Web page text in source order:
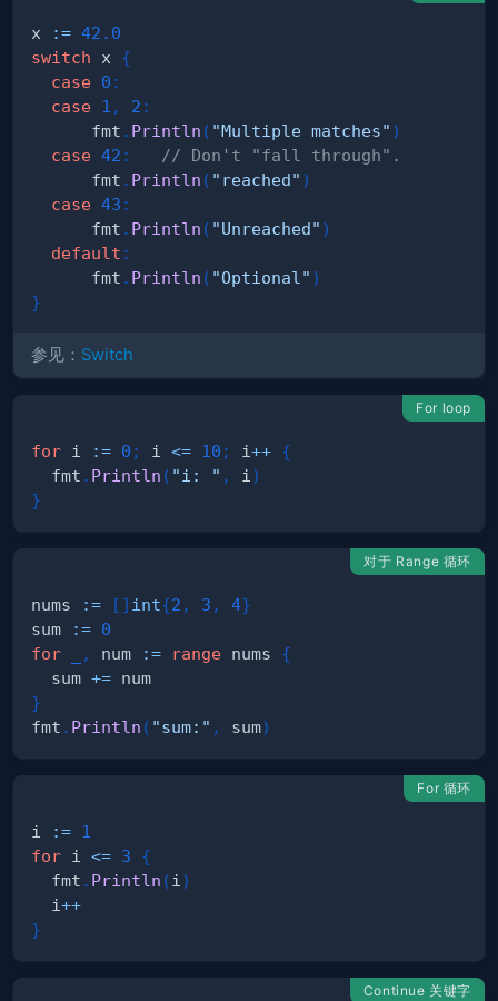
x := 42.0
switch x {
case 0 :
case 1 , 2 :
      fmt
. Println ( "Multiple matches" )
case 42 :
// Don't "fall through".
      fmt
. Println ( "reached" )
case 43 :
      fmt
. Println ( "Unreached" )
default :
      fmt
. Println ( "Optional" )
}
参见： Switch
For loop
for i := 0 ; i <= 10 ; i++ {
  fmt
. Println ( "i: " , i )
}
对于 Range 循环
nums := [ ] int{2 , 3 , 4}
sum
:= 0
for
, num := range nums {
  sum
+=
}
fmt . Println ( "sum:" , sum)
For 循环
i := 1
for i <= 3
{
  fmt
. Println ( i )
  i
++
}
Continue 关键字